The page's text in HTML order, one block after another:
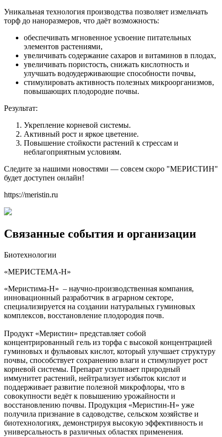
Уникальная технология производства позволяет измельчать
торф до наноразмеров, что даёт возможность:
обеспечивать мгновенное усвоение питательных
элементов растениями,
увеличивать содержание сахаров и витаминов в плодах,
увеличивать пористость, снижать кислотность и
улучшать водоудерживающие способности почвы,
стимулировать активность полезных микроорганизмов,
повышающих плодородие почвы.
Результат:
Укрепление корневой системы.
Активный рост и яркое цветение.
Повышение стойкости растений к стрессам и
неблагоприятным условиям.
Следите за нашими новостями — совсем скоро "МЕРИСТИН"
будет доступен онлайн!
https://meristin.ru
Связанные события и организации
Биотехнологии
«МЕРИСТЕМА‑Н»
«Меристима-Н» – научно-производственная компания,
инновационный разработчик в аграрном секторе,
специализируется на создании натуральных гуминовых
комплексов, восстановление плодородия почв.
Продукт «Меристин» представляет собой
концентрированный гель из торфа с высокой концентрацией
гуминовых и фульвовых кислот, который улучшает структуру
почвы, способствует сохранению влаги и стимулирует рост
корневой системы. Препарат усиливает природный
иммунитет растений, нейтрализует избыток кислот и
поддерживает развитие полезной микрофлоры, что в
совокупности ведёт к повышению урожайности и
восстановлению почвы. Продукция «Меристин-Н» уже
получила признание в садоводстве, сельском хозяйстве и
биотехнологиях, демонстрируя высокую эффективность и
универсальность в различных областях применения.